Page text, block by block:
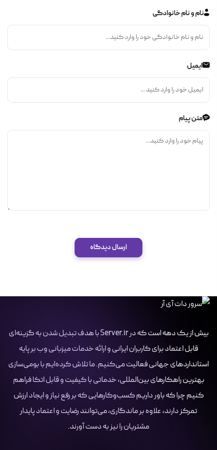
نام و نام خانوادگی
ایمیل
متن پیام
ارسال دیدگاه
بیش از یک دهه است که در Server.ir با هدف تبدیل شدن به گزینه‌ای
قابل اعتماد برای کاربران ایرانی و ارائه خدمات میزبانی وب بر پایه
استانداردهای جهانی فعالیت می‌کنیم. ما تلاش کرده‌ایم با بومی‌سازی
بهترین راهکارهای بین‌المللی، خدماتی با کیفیت و قابل اتکا فراهم
کنیم چرا که باور داریم کسب‌وکارهایی که بر رفع نیاز و ایجاد ارزش
تمرکز دارند، علاوه بر ماندگاری، می‌توانند رضایت و اعتماد پایدار
مشتریان را نیز به دست آورند.